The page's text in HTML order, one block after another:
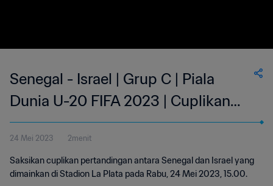
Senegal - Israel | Grup C | Piala
Dunia U-20 FIFA 2023 | Cuplikan
Pertandingan
24 Mei 2023 2menit
Saksikan cuplikan pertandingan antara Senegal dan Israel yang
dimainkan di Stadion La Plata pada Rabu, 24 Mei 2023, 15.00.